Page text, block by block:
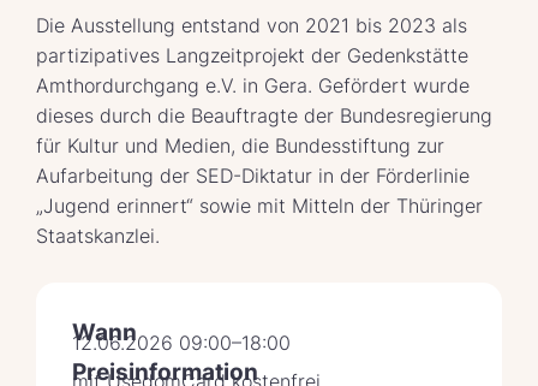
Die Ausstellung entstand von 2021 bis 2023 als
partizipatives Langzeitprojekt der Gedenkstätte
Amthordurchgang e.V. in Gera. Gefördert wurde
dieses durch die Beauftragte der Bundesregierung
für Kultur und Medien, die Bundesstiftung zur
Aufarbeitung der SED-Diktatur in der Förderlinie
„Jugend erinnert“ sowie mit Mitteln der Thüringer
Staatskanzlei.
Wann
12.06.2026 09:00–18:00
Preisinformation